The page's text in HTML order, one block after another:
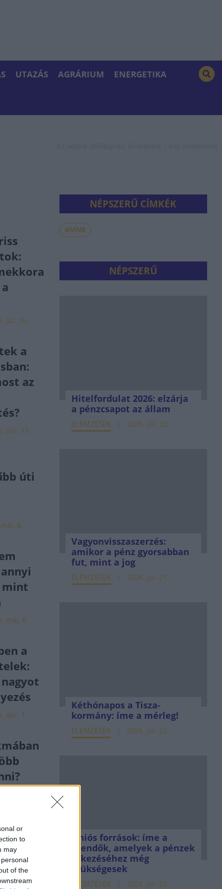
or
to
may
of the
UTAZÁS AGRÁRIUM ENERGETIKA
júl. 16.
a
az
jún. 17.
úti
8.
mint
máj. 6.
a
ápr. 1.
nőtt
a
NÉPSZERŰ CÍMKÉK
#MNB
NÉPSZERŰ
Hitelfordulat 2026: elzárja
a pénzcsapot az állam
ELEMZÉSEK 2026. júl. 22.
Vagyonvisszaszerzés:
amikor a pénz gyorsabban
fut, mint a jog
ELEMZÉSEK 2026. júl. 21.
Kéthónapos a Tisza-
kormány: íme a mérleg!
ELEMZÉSEK 2026. júl. 21.
Uniós források: íme a
teendők, amelyek a pénzek
érkezéséhez még
szükségesek
ELEMZÉSEK 2026. júl. 20.